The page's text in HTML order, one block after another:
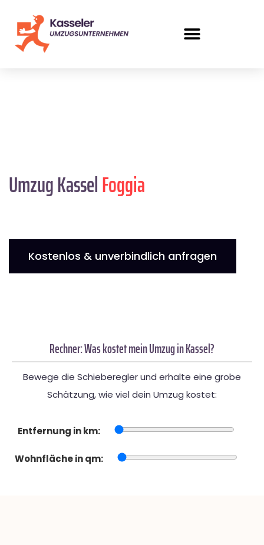
Umzug KasselFoggia
Kostenlos & unverbindlich anfragen
Rechner: Was kostet mein Umzug in Kassel?
Bewege die Schieberegler und erhalte eine grobe
Schätzung, wie viel dein Umzug kostet:
Entfernung in km:
Wohnfläche in qm: